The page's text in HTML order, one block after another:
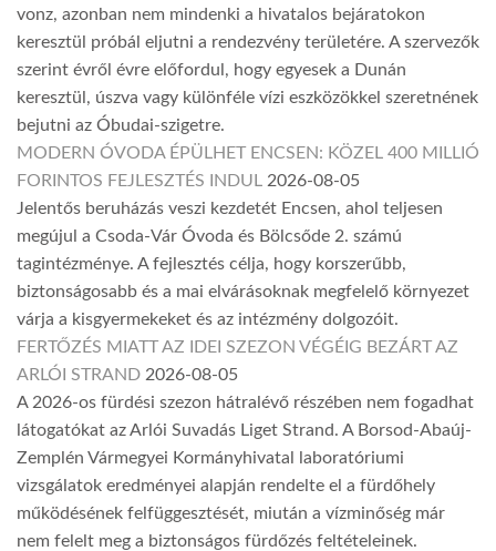
vonz, azonban nem mindenki a hivatalos bejáratokon
keresztül próbál eljutni a rendezvény területére. A szervezők
szerint évről évre előfordul, hogy egyesek a Dunán
keresztül, úszva vagy különféle vízi eszközökkel szeretnének
bejutni az Óbudai-szigetre.
MODERN ÓVODA ÉPÜLHET ENCSEN: KÖZEL 400 MILLIÓ
FORINTOS FEJLESZTÉS INDUL 2026-08-05
Jelentős beruházás veszi kezdetét Encsen, ahol teljesen
megújul a Csoda-Vár Óvoda és Bölcsőde 2. számú
tagintézménye. A fejlesztés célja, hogy korszerűbb,
biztonságosabb és a mai elvárásoknak megfelelő környezet
várja a kisgyermekeket és az intézmény dolgozóit.
FERTŐZÉS MIATT AZ IDEI SZEZON VÉGÉIG BEZÁRT AZ
ARLÓI STRAND 2026-08-05
A 2026-os fürdési szezon hátralévő részében nem fogadhat
látogatókat az Arlói Suvadás Liget Strand. A Borsod-Abaúj-
Zemplén Vármegyei Kormányhivatal laboratóriumi
vizsgálatok eredményei alapján rendelte el a fürdőhely
működésének felfüggesztését, miután a vízminőség már
nem felelt meg a biztonságos fürdőzés feltételeinek.